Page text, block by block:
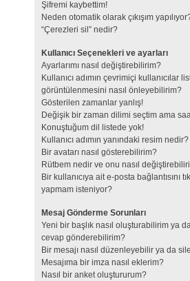
Şifremi kaybettim!
Neden otomatik olarak çıkışım
“Çerezleri sil” nedir?
Kullanıcı Seçenekleri ve ayarları
Ayarlarımı nasıl değiştirebilirim?
Kullanıcı adımın çevrimiçi kullanıcılar
görüntülenmesini nasıl önleyebilirim?
Gösterilen zamanlar yanlış!
Değişik bir zaman dilimi seçtim ama
Konuştuğum dil listede yok!
Kullanıcı adımın yanındaki resim nedir?
Bir avatarı nasıl gösterebilirim?
Rütbem nedir ve onu nasıl
Bir kullanıcıya ait e-posta bağlantısını
yapmam isteniyor?
Mesaj Gönderme Sorunları
Yeni bir başlık nasıl oluşturabilirim ya
cevap gönderebilirim?
Bir mesajı nasıl düzenleyebilir ya da
Mesajıma bir imza nasıl eklerim?
Nasıl bir anket oluştururum?